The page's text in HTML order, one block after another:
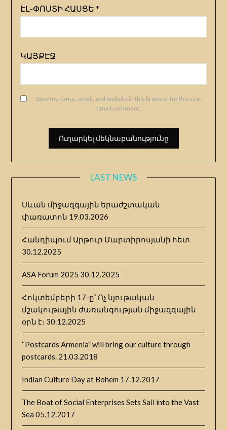
ԷԼ-ՓՈՍՏԻ ՀԱՍՑԵ *
ԿԱՅՔԷՋ
Save my name, email, and website in this browser for the next
time I comment.
LAST NEWS
Սևան միջազգային երաժշտական
փառատոն 19.03.2026
Հանդիպում Արթուր Մարտիրոսյանի հետ
30.12.2025
ASA Forum 2025 30.12.2025
Հոկտեմբերի 17-ը՝ Ոչ նյութական
մշակութային ժառանգության միջազգային
օրն է։ 30.12.2025
“Postcards Armenia” will bring our culture through
postcards. 21.03.2018
Indian Culture Day at Bohem 17.12.2017
The Boat of Social Enterprises Sets Sail into the Vast
Sea 05.12.2017